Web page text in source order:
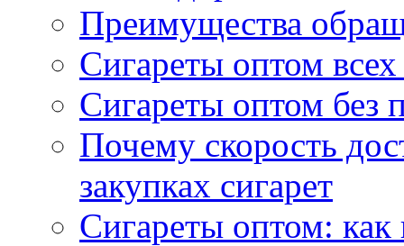
Преимущества
Сигареты оптом
Сигареты оптом без
Почему скорость
закупках сигарет
Сигареты оптом: